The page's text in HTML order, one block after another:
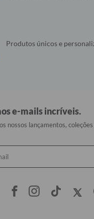
Produtos únicos e
e-mails incríveis.
nossos lançamentos,